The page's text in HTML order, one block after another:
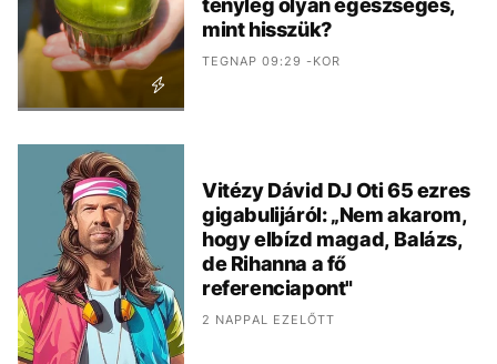
tényleg olyan egészséges,
mint hisszük?
TEGNAP 09:29 -KOR
Vitézy Dávid DJ Oti 65 ezres
gigabulijáról: „Nem akarom,
hogy elbízd magad, Balázs,
de Rihanna a fő
referenciapont"
2 NAPPAL EZELŐTT